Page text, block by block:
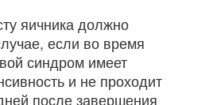
яичника должно
если во время
синдром имеет
и не проходит
после завершения